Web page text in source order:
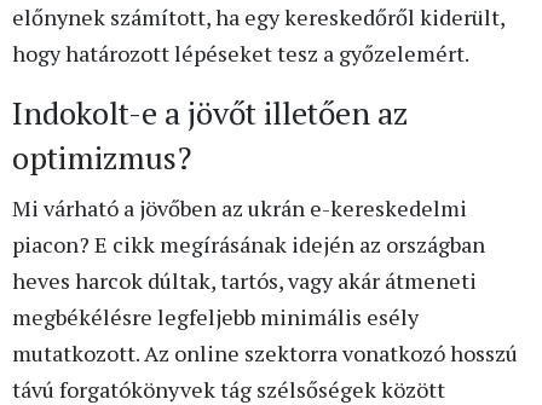
előnynek számított, ha egy kereskedőről kiderült,
hogy határozott lépéseket tesz a győzelemért.
Indokolt-e a jövőt illetően az
optimizmus?
Mi várható a jövőben az ukrán e-kereskedelmi
piacon? E cikk megírásának idején az országban
heves harcok dúltak, tartós, vagy akár átmeneti
megbékélésre legfeljebb minimális esély
mutatkozott. Az online szektorra vonatkozó hosszú
távú forgatókönyvek tág szélsőségek között